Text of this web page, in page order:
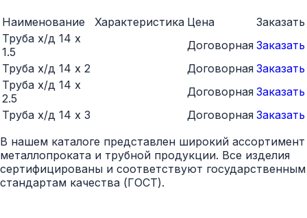
Наименование Характеристика Цена
Заказать
Труба х/д 14 x
1.5
Договорная Заказать
Труба х/д 14 x 2
Договорная Заказать
Труба х/д 14 x
2.5
Договорная Заказать
Труба х/д 14 x 3
Договорная Заказать
В нашем каталоге представлен широкий ассортимент
металлопроката и трубной продукции. Все изделия
сертифицированы и соответствуют государственным
стандартам качества (ГОСТ).